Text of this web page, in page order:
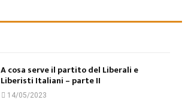
A cosa serve il partito del Liberali e
Liberisti Italiani – parte II
14/05/2023